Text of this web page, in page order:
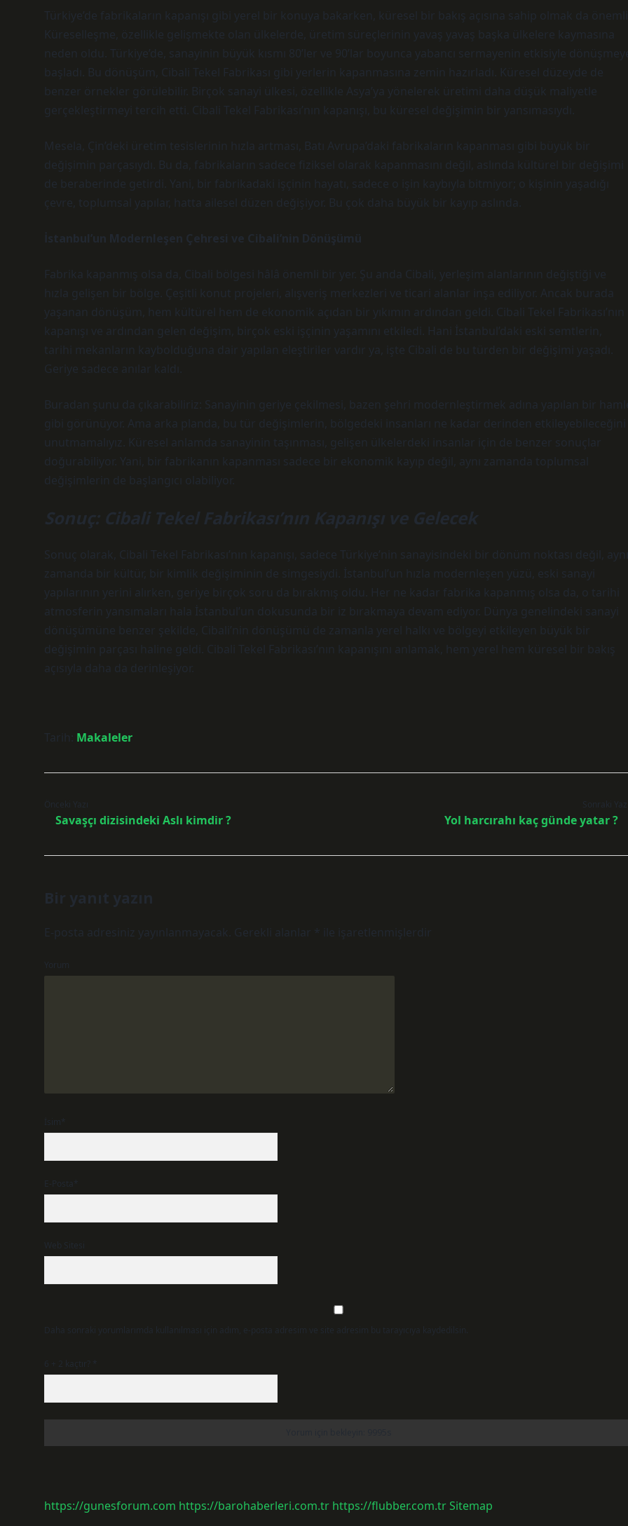
Türkiye’de fabrikaların kapanışı gibi yerel bir konuya bakarken, küresel bir bakış açısına sahip olmak da
Küreselleşme, özellikle gelişmekte olan ülkelerde, üretim süreçlerinin yavaş yavaş başka ülkelere kaymasına
neden oldu. Türkiye’de, sanayinin büyük kısmı 80’ler ve 90’lar boyunca yabancı sermayenin etkisiyle
başladı. Bu dönüşüm, Cibali Tekel Fabrikası gibi yerlerin kapanmasına zemin hazırladı. Küresel düzeyde de
benzer örnekler görülebilir. Birçok sanayi ülkesi, özellikle Asya’ya yönelerek üretimi daha düşük maliyetle
gerçekleştirmeyi tercih etti. Cibali Tekel Fabrikası’nın kapanışı, bu küresel değişimin bir yansımasıydı.
Mesela, Çin’deki üretim tesislerinin hızla artması, Batı Avrupa’daki fabrikaların kapanması gibi büyük bir
değişimin parçasıydı. Bu da, fabrikaların sadece fiziksel olarak kapanmasını değil, aslında kültürel bir değişimi
de beraberinde getirdi. Yani, bir fabrikadaki işçinin hayatı, sadece o işin kaybıyla bitmiyor; o kişinin yaşadığı
çevre, toplumsal yapılar, hatta ailesel düzen değişiyor. Bu çok daha büyük bir kayıp aslında.
İstanbul’un Modernleşen Çehresi ve Cibali’nin Dönüşümü
Fabrika kapanmış olsa da, Cibali bölgesi hâlâ önemli bir yer. Şu anda Cibali, yerleşim alanlarının değiştiği ve
hızla gelişen bir bölge. Çeşitli konut projeleri, alışveriş merkezleri ve ticari alanlar inşa ediliyor. Ancak burada
yaşanan dönüşüm, hem kültürel hem de ekonomik açıdan bir yıkımın ardından geldi. Cibali Tekel Fabrikası’nın
kapanışı ve ardından gelen değişim, birçok eski işçinin yaşamını etkiledi. Hani İstanbul’daki eski semtlerin,
tarihi mekanların kaybolduğuna dair yapılan eleştiriler vardır ya, işte Cibali de bu türden bir değişimi yaşadı.
Geriye sadece anılar kaldı.
Buradan şunu da çıkarabiliriz: Sanayinin geriye çekilmesi, bazen şehri modernleştirmek adına yapılan bir
gibi görünüyor. Ama arka planda, bu tür değişimlerin, bölgedeki insanları ne kadar derinden etkileyebileceğini
unutmamalıyız. Küresel anlamda sanayinin taşınması, gelişen ülkelerdeki insanlar için de benzer sonuçlar
doğurabiliyor. Yani, bir fabrikanın kapanması sadece bir ekonomik kayıp değil, aynı zamanda toplumsal
değişimlerin de başlangıcı olabiliyor.
Sonuç: Cibali Tekel Fabrikası’nın Kapanışı ve Gelecek
Sonuç olarak, Cibali Tekel Fabrikası’nın kapanışı, sadece Türkiye’nin sanayisindeki bir dönüm noktası değil, aynı
zamanda bir kültür, bir kimlik değişiminin de simgesiydi. İstanbul’un hızla modernleşen yüzü, eski sanayi
yapılarının yerini alırken, geriye birçok soru da bırakmış oldu. Her ne kadar fabrika kapanmış olsa da, o tarihi
atmosferin yansımaları hala İstanbul’un dokusunda bir iz bırakmaya devam ediyor. Dünya genelindeki sanayi
dönüşümüne benzer şekilde, Cibali’nin dönüşümü de zamanla yerel halkı ve bölgeyi etkileyen büyük bir
değişimin parçası haline geldi. Cibali Tekel Fabrikası’nın kapanışını anlamak, hem yerel hem küresel bir bakış
açısıyla daha da derinleşiyor.
Tarih: Makaleler
Önceki Yazı
Savaşçı dizisindeki Aslı kimdir ?
Sonraki
Yol harcırahı kaç günde yatar ?
Bir yanıt yazın
E-posta adresiniz yayınlanmayacak. Gerekli alanlar * ile işaretlenmişlerdir
Yorum
İsim*
E-Posta*
Web Sitesi
Daha sonraki yorumlarımda kullanılması için adım, e-posta adresim ve site adresim bu tarayıcıya kaydedilsin.
6 + 2 kaçtır? *
https://gunesforum.com https://barohaberleri.com.tr https://flubber.com.trSitemap